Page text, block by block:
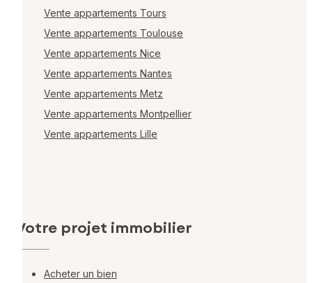
Vente appartements Tours
Vente appartements Toulouse
Vente appartements Nice
Vente appartements Nantes
Vente appartements Metz
Vente appartements Montpellier
Vente appartements Lille
Votre projet immobilier
Acheter un bien